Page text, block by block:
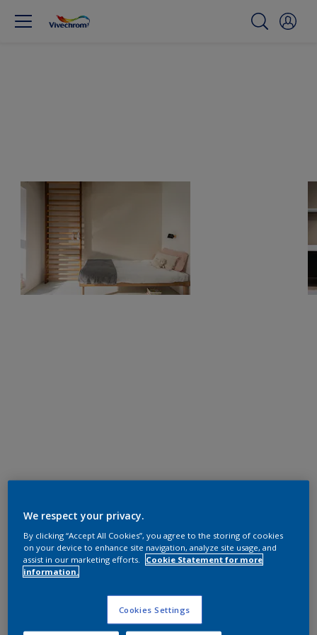
We respect your privacy.
By clicking “Accept All Cookies”, you agree to the storing of cookies
on your device to enhance site navigation, analyze site usage, and
assist in our marketing efforts.
Cookie Statement for more
information.
Cookies Settings